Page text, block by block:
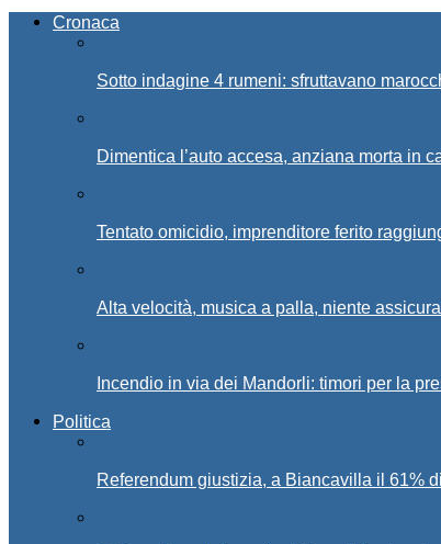
Cronaca
Sotto indagine 4 rumeni: sfruttavano
Dimentica l’auto accesa, anziana morta in
Tentato omicidio, imprenditore ferito
Alta velocità, musica a palla, niente
Incendio in via dei Mandorli: timori per la
Politica
Referendum giustizia, a Biancavilla il 61%